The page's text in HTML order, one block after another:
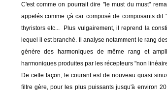
C'est comme on pourrait dire "le must du must"
appelés comme çà car composé de composants dit
thyristors etc... Plus vulgairement, il reprend la
lequel il est branché. Il analyse notamment le rang
génère des harmoniques de même rang et
harmoniques produites par les récepteurs "non
De cette façon, le courant est de nouveau quasi
filtre gère, pour les plus puissants jusqu'à environ